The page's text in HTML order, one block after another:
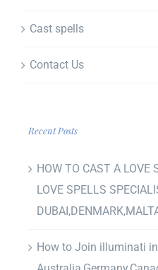
Cast spells
Contact Us
Recent Posts
HOW TO CAST A LOVE
LOVE SPELLS
How to Join illuminati in